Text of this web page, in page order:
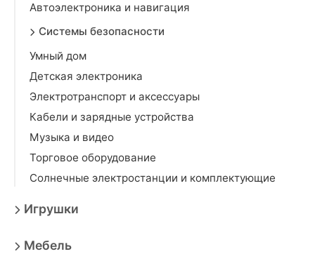
Автоэлектроника и навигация
Системы безопасности
Умный дом
Детская электроника
Электротранспорт и аксессуары
Кабели и зарядные устройства
Музыка и видео
Торговое оборудование
Солнечные электростанции и комплектующие
Игрушки
Мебель